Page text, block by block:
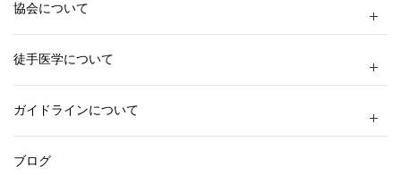
協会について
徒手医学について
ガイドラインについて
ブログ